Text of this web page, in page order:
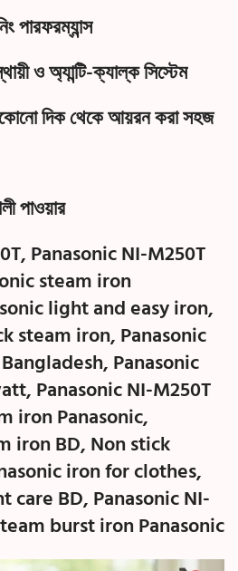
পারফরম্যান্স
ও অ্যান্টি-ক্যাল্ক সিস্টেম
দিক থেকে আয়রন করা সহজ
পাওয়ার
Panasonic NI-M250T
steam iron
light and easy iron,
steam iron, Panasonic
Panasonic
Panasonic NI-M250T
iron Panasonic,
iron BD, Non stick
iron for clothes,
care BD, Panasonic NI-
burst iron Panasonic